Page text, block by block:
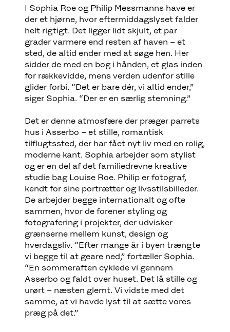
I Sophia Roe og Philip Messmanns have er
der et hjørne, hvor eftermiddagslyset falder
helt rigtigt. Det ligger lidt skjult, et par
grader varmere end resten af haven – et
sted, de altid ender med at søge hen. Her
sidder de med en bog i hånden, et glas inden
for rækkevidde, mens verden udenfor stille
glider forbi. “Det er bare dér, vi altid ender,”
siger Sophia. “Der er en særlig stemning.”
Det er denne atmosfære der præger parrets
hus i Asserbo – et stille, romantisk
tilflugtssted, der har fået nyt liv med en rolig,
moderne kant. Sophia arbejder som stylist
og er en del af det familiedrevne kreative
studie bag Louise Roe. Philip er fotograf,
kendt for sine portrætter og livsstilsbilleder.
De arbejder begge internationalt og ofte
sammen, hvor de forener styling og
fotografering i projekter, der udvisker
grænserne mellem kunst, design og
hverdagsliv. “Efter mange år i byen trængte
vi begge til at geare ned,” fortæller Sophia.
“En sommeraften cyklede vi gennem
Asserbo og faldt over huset. Det lå stille og
urørt – næsten glemt. Vi vidste med det
samme, at vi havde lyst til at sætte vores
præg på det.”